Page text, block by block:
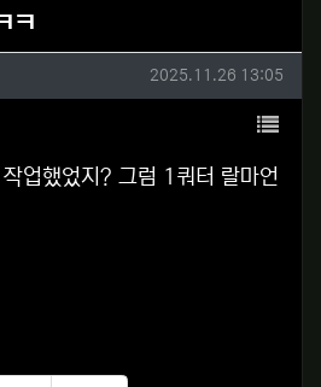
ㅋ
작성일
2025.11.26 13:05
목록
업했었지? 그럼 1쿼터 랄마언